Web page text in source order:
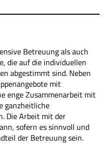
Betreuung als auch
die auf die individuellen
abgestimmt sind. Neben
mit
enge Zusammenarbeit mit
ganzheitliche
Die Arbeit mit der
sofern es sinnvoll und
der Betreuung sein.